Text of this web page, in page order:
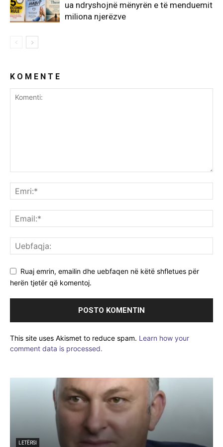
ua ndryshojnë mënyrën e të menduemit
miliona njerëzve
K O M E N T E
Ruaj emrin, emailin dhe uebfaqen në këtë shfletues për
herën tjetër që komentoj.
This site uses Akismet to reduce spam. Learn how your
comment data is processed.
LETËRSI